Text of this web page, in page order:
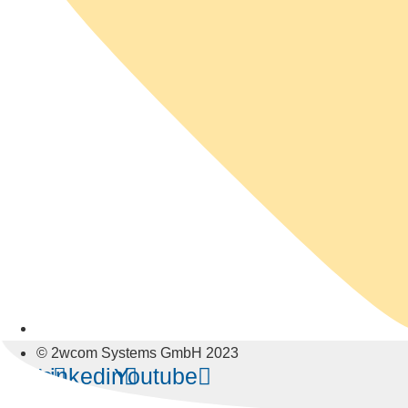
© 2wcom Systems GmbH 2023
LinkedinYoutube